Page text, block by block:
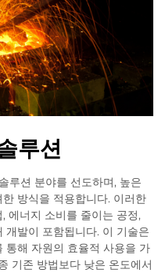
루션
루션 분야를 선도하며, 높은
방식을 적용합니다. 이러한
에너지 소비를 줄이는 공정,
개발이 포함됩니다. 이 기술은
통해 자원의 효율적 사용을 가
기존 방법보다 낮은 온도에서